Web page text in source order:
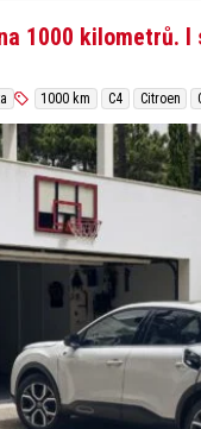
1000 kilometrů.
1000 km C4 Citroen